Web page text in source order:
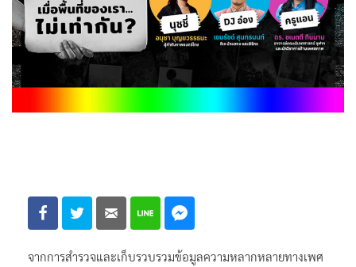
จากการสำรวจและเก็บรวบรวมข้อมูลความหลากหลายทางเพศ